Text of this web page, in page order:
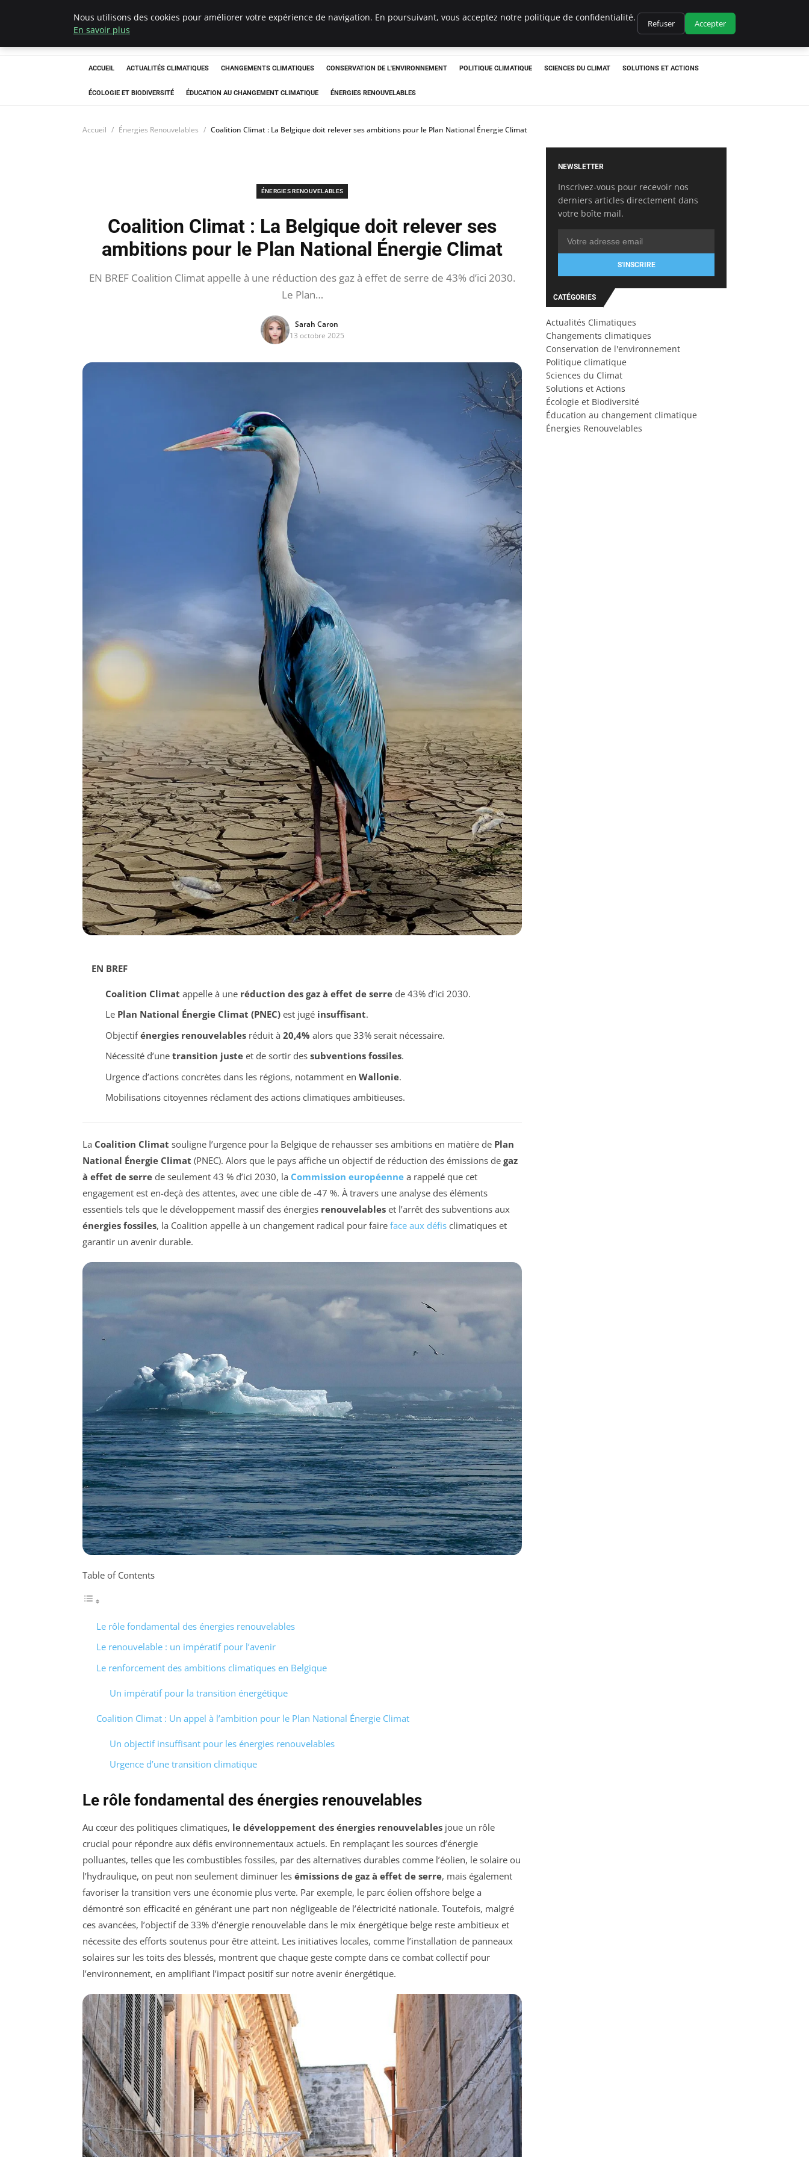
Climatedebtagents
ACCUEIL ACTUALITÉS CLIMATIQUES CHANGEMENTS CLIMATIQUES CONSERVATION DE L'ENVIRONNEMENT POLITIQUE CLIMATIQUE SCIENCES DU CLIMAT SOLUTIONS ET ACTIONS
ÉCOLOGIE ET BIODIVERSITÉ ÉDUCATION AU CHANGEMENT CLIMATIQUE ÉNERGIES RENOUVELABLES
Accueil Énergies Renouvelables Coalition Climat : La Belgique doit relever ses ambitions pour le Plan National Énergie Climat
ÉNERGIES RENOUVELABLES
Coalition Climat : La Belgique doit relever ses
ambitions pour le Plan National Énergie Climat
EN BREF Coalition Climat appelle à une réduction des gaz à effet de serre de 43% d’ici 2030.
Le Plan…
Sarah Caron
13 octobre 2025
EN BREF
Coalition Climat appelle à une réduction des gaz à effet de serrede 43% d’ici 2030.
Le Plan National Énergie Climat (PNEC)est jugé insuffisant.
Objectifénergies renouvelablesréduit à 20,4% alors que 33% serait nécessaire.
Nécessité d’une transition justeet de sortir des subventions fossiles.
Urgence d’actions concrètes dans les régions, notamment en Wallonie.
Mobilisations citoyennes réclament des actions climatiques ambitieuses.
La Coalition Climat souligne l’urgence pour la Belgique de rehausser ses ambitions en matière de Plan
National Énergie Climat (PNEC). Alors que le pays affiche un objectif de réduction des émissions de gaz
à effet de serre de seulement 43 % d’ici 2030, la Commission européenne a rappelé que cet
engagement est en-deçà des attentes, avec une cible de -47 %. À travers une analyse des éléments
essentiels tels que le développement massif des énergies renouvelables et l’arrêt des subventions aux
énergies fossiles, la Coalition appelle à un changement radical pour faire face aux défis climatiques et
garantir un avenir durable.
Table of Contents
Le rôle fondamental des énergies renouvelables
Le renouvelable : un impératif pour l’avenir
Le renforcement des ambitions climatiques en Belgique
Un impératif pour la transition énergétique
Coalition Climat : Un appel à l’ambition pour le Plan National Énergie Climat
Un objectif insuffisant pour les énergies renouvelables
Urgence d’une transition climatique
Le rôle fondamental des énergies renouvelables
Au cœur des politiques climatiques, le développement des énergies renouvelables joue un rôle
crucial pour répondre aux défis environnementaux actuels. En remplaçant les sources d’énergie
polluantes, telles que les combustibles fossiles, par des alternatives durables comme l’éolien, le solaire ou
l’hydraulique, on peut non seulement diminuer les émissions de gaz à effet de serre, mais également
favoriser la transition vers une économie plus verte. Par exemple, le parc éolien offshore belge a
démontré son efficacité en générant une part non négligeable de l’électricité nationale. Toutefois, malgré
ces avancées, l’objectif de 33% d’énergie renouvelable dans le mix énergétique belge reste ambitieux et
nécessite des efforts soutenus pour être atteint. Les initiatives locales, comme l’installation de panneaux
solaires sur les toits des blessés, montrent que chaque geste compte dans ce combat collectif pour
l’environnement, en amplifiant l’impact positif sur notre avenir énergétique.
NEWSLETTER
Inscrivez-vous pour recevoir nos
derniers articles directement dans
votre boîte mail.
S'INSCRIRE
CATÉGORIES
Actualités Climatiques
Changements climatiques
Conservation de l'environnement
Politique climatique
Sciences du Climat
Solutions et Actions
Écologie et Biodiversité
Éducation au changement climatique
Énergies Renouvelables
Nous utilisons des cookies pour améliorer votre expérience de navigation. En poursuivant, vous acceptez notre politique de confidentialité.
En savoir plus
Refuser Accepter